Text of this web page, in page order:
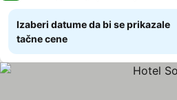
Izaberi datume da bi se prikazale
tačne cene